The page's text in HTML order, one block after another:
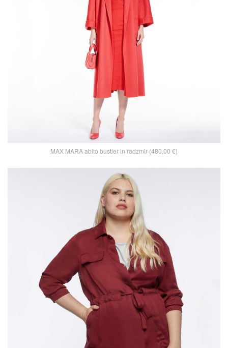
MAX MARA abito bustier in radzmir (480,00 €)